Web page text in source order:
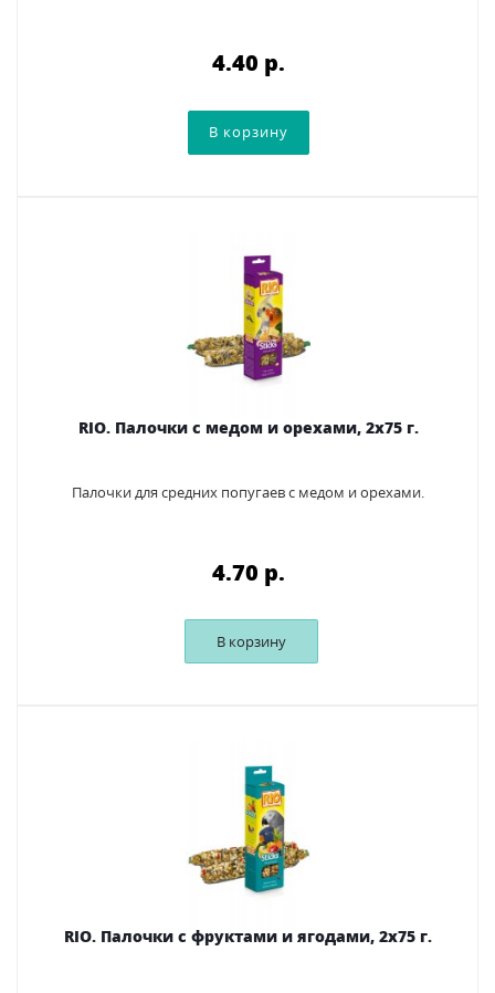
4.40 p.
RIO. Палочки с медом и орехами, 2х75 г.
Палочки для средних попугаев с медом и орехами.
4.70 p.
В корзину
RIO. Палочки с фруктами и ягодами, 2х75 г.